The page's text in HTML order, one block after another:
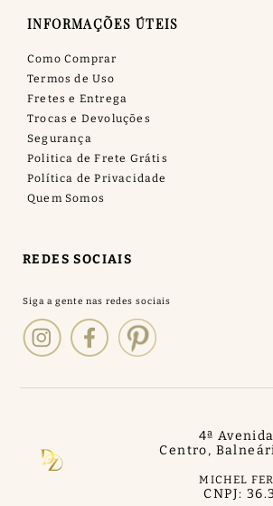
INFORMAÇÕES ÚTEIS
Como Comprar
Termos de Uso
Fretes e Entrega
Trocas e Devoluções
Segurança
Politica de Frete Grátis
Política de Privacidade
Quem Somos
REDES SOCIAIS
MICHEL
4ª
Centro,
CNPJ: